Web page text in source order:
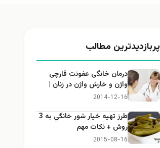
پربازدیدترین مطالب
درمان خانگی عفونت قارچی
واژن و خارش واژن در زنان |
راهنمای کامل، ایمن و کاربردی
2014-12-16
طرز تهيه خیار شور خانگي به 3
روش + نكات مهم
2015-08-16